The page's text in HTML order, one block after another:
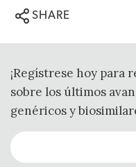
SHARE
¡Regístrese hoy para
sobre los últimos
genéricos y